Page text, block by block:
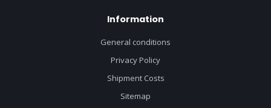
Information
General conditions
Privacy Policy
Shipment Costs
Sitemap